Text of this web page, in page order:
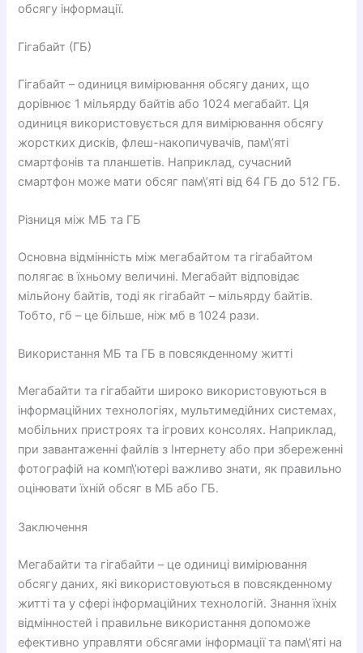
обсягу інформації.
Гігабайт (ГБ)
Гігабайт – одиниця вимірювання обсягу даних, що
дорівнює 1 мільярду байтів або 1024 мегабайт. Ця
одиниця використовується для вимірювання обсягу
жорстких дисків, флеш-накопичувачів, пам\’яті
смартфонів та планшетів. Наприклад, сучасний
смартфон може мати обсяг пам\’яті від 64 ГБ до 512 ГБ.
Різниця між МБ та ГБ
Основна відмінність між мегабайтом та гігабайтом
полягає в їхньому величині. Мегабайт відповідає
мільйону байтів, тоді як гігабайт – мільярду байтів.
Тобто, гб – це більше, ніж мб в 1024 рази.
Використання МБ та ГБ в повсякденному житті
Мегабайти та гігабайти широко використовуються в
інформаційних технологіях, мультимедійних системах,
мобільних пристроях та ігрових консолях. Наприклад,
при завантаженні файлів з Інтернету або при збереженні
фотографій на комп\’ютері важливо знати, як правильно
оцінювати їхній обсяг в МБ або ГБ.
Заключення
Мегабайти та гігабайти – це одиниці вимірювання
обсягу даних, які використовуються в повсякденному
житті та у сфері інформаційних технологій. Знання їхніх
відмінностей і правильне використання допоможе
ефективно управляти обсягами інформації та пам\’яті на